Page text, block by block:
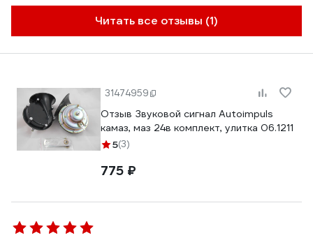
Читать все отзывы (1)
31474959
Отзыв Звуковой сигнал Autoimpuls
камаз, маз 24в комплект, улитка 06.1211
5(3)
775 ₽